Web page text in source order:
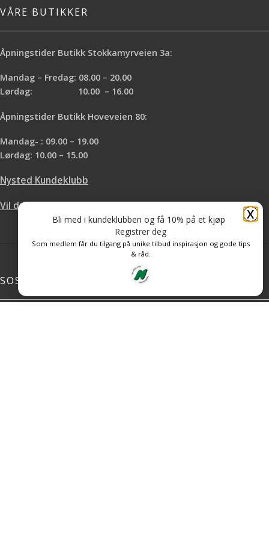
VÅRE BUTIKKER
Åpningstider Butikk Stokkamyrveien 3a:
Mandag – Fredag: 08.00 – 20.00
Lørdag: 10.00 – 16.00
Åpningstider Butikk Hoveveien 80:
Mandag- : 09.00 – 19.00
Lørdag: 10.00 – 15.00
Nysted Kundeklubb
Vil du leie hos oss?
SOSIALE MEDIER
X
Bli med i kundeklubben og få 10% på et kjøp
Registrer deg
Som medlem får du tilgang på unike tilbud inspirasjon og gode tips
& råd.